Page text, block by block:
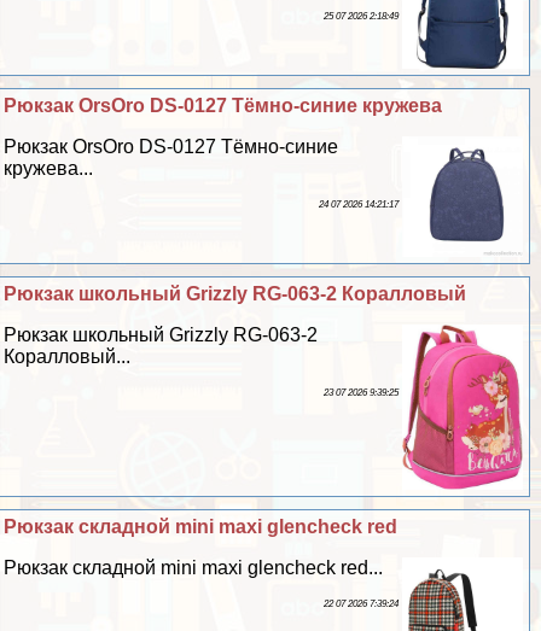
25 07 2026 2:18:49
Рюкзак OrsOro DS-0127 Тёмно-синие кружева
Рюкзак OrsOro DS-0127 Тёмно-синие
кружева...
24 07 2026 14:21:17
Рюкзак школьный Grizzly RG-063-2 Коралловый
Рюкзак школьный Grizzly RG-063-2
Коралловый...
23 07 2026 9:39:25
Рюкзак складной mini maxi glencheck red
Рюкзак складной mini maxi glencheck red...
22 07 2026 7:39:24